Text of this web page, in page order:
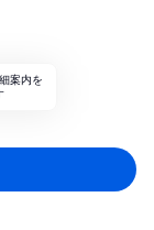
案内を